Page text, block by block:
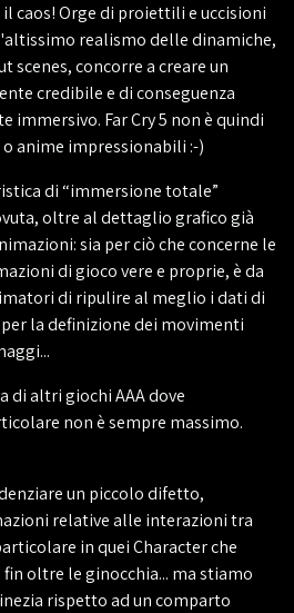
caos! Orge di proiettili e uccisioni
realismo delle dinamiche,
scenes, concorre a creare un
credibile e di conseguenza
immersivo. Far Cry 5 non è quindi
anime impressionabili :-)
di “immersione totale”
oltre al dettaglio grafico già
sia per ciò che concerne le
di gioco vere e proprie, è da
di ripulire al meglio i dati di
la definizione dei movimenti
di altri giochi AAA dove
non è sempre massimo.
un piccolo difetto,
relative alle interazioni tra
in quei Character che
oltre le ginocchia... ma stiamo
rispetto ad un comparto